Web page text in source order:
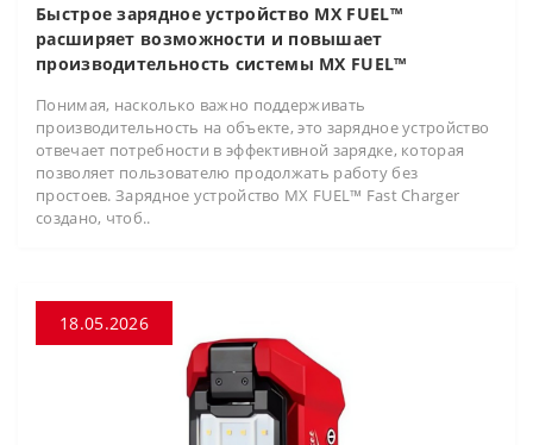
Быстрое зарядное устройство MX FUEL™
расширяет возможности и повышает
производительность системы MX FUEL™
Понимая, насколько важно поддерживать
производительность на объекте, это зарядное устройство
отвечает потребности в эффективной зарядке, которая
позволяет пользователю продолжать работу без
простоев. Зарядное устройство MX FUEL™ Fast Charger
создано, чтоб..
18.05.2026